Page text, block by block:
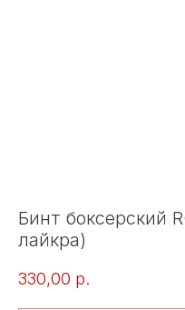
Бинт боксерский
лайкра)
330,00 р.